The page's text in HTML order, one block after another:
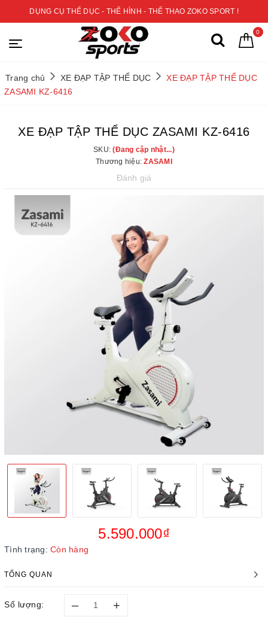
DỤNG CỤ THỂ DỤC - THỂ HÌNH - THỂ THAO ZOKO SPORT !
0
Trang chủ XE ĐẠP TẬP THỂ DỤC
XE ĐẠP TẬP THỂ DỤC
ZASAMI KZ-6416
XE ĐẠP TẬP THỂ DỤC ZASAMI KZ-6416
SKU:(Đang cập nhật...)
Thương hiệu:ZASAMI
Đánh giá
5.590.000₫
Tình trạng: Còn hàng
TỔNG QUAN
Số lượng: – +